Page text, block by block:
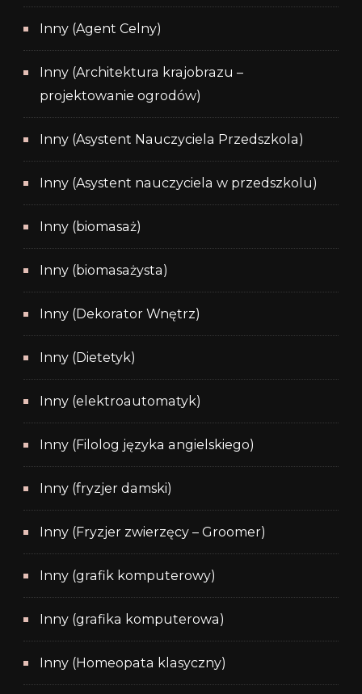
Inny (Agent Celny)
Inny (Architektura krajobrazu –
projektowanie ogrodów)
Inny (Asystent Nauczyciela Przedszkola)
Inny (Asystent nauczyciela w przedszkolu)
Inny (biomasaż)
Inny (biomasażysta)
Inny (Dekorator Wnętrz)
Inny (Dietetyk)
Inny (elektroautomatyk)
Inny (Filolog języka angielskiego)
Inny (fryzjer damski)
Inny (Fryzjer zwierzęcy – Groomer)
Inny (grafik komputerowy)
Inny (grafika komputerowa)
Inny (Homeopata klasyczny)